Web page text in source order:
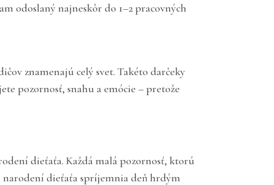
odoslaný najneskôr do 1–2 pracovných
znamenajú celý svet. Takéto darčeky
pozornosť, snahu a emócie – pretože
dieťaťa. Každá malá pozornosť, ktorú
narodení dieťaťa spríjemnia deň hrdým